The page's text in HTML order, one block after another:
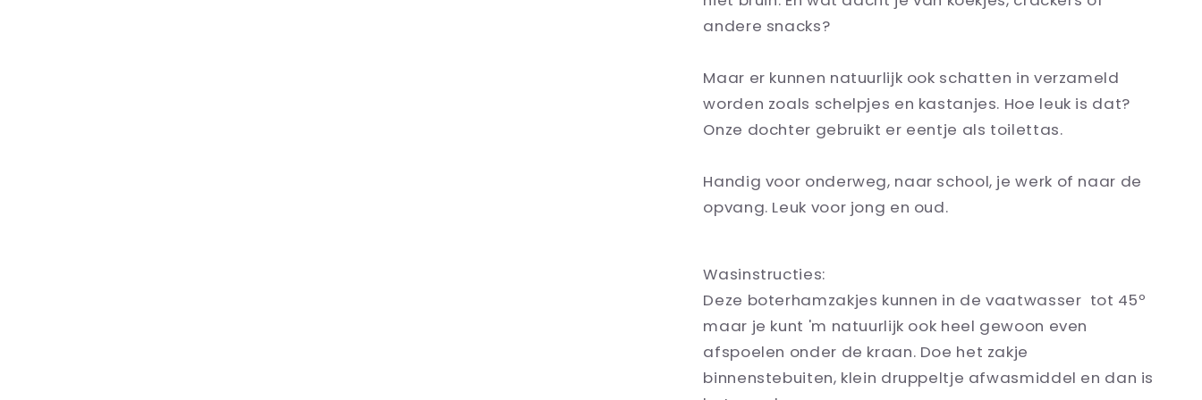
andere snacks?
Maar er kunnen natuurlijk ook schatten in verzameld
worden zoals schelpjes en kastanjes. Hoe leuk is dat?
Onze dochter gebruikt er eentje als toilettas.
Handig voor onderweg, naar school, je werk of naar de
opvang. Leuk voor jong en oud.
Wasinstructies:
Deze boterhamzakjes kunnen in de vaatwasser tot 45º
maar je kunt 'm natuurlijk ook heel gewoon even
afspoelen onder de kraan. Doe het zakje
binnenstebuiten, klein druppeltje afwasmiddel en dan is